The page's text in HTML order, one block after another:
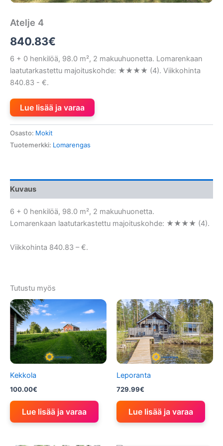
Atelje 4
840.83€
6 + 0 henkilöä, 98.0 m², 2 makuuhuonetta. Lomarenkaan
laatutarkastettu majoituskohde: ★★★★ (4). Viikkohinta
840.83 - €.
Lue lisää ja varaa
Osasto: Mokit
Tuotemerkki: Lomarengas
Kuvaus
6 + 0 henkilöä, 98.0 m², 2 makuuhuonetta.
Lomarenkaan laatutarkastettu majoituskohde: ★★★★ (4).
Viikkohinta 840.83 – €.
Tutustu myös
Kekkola
100.00€
Lue lisää ja varaa
Leporanta
729.99€
Lue lisää ja varaa